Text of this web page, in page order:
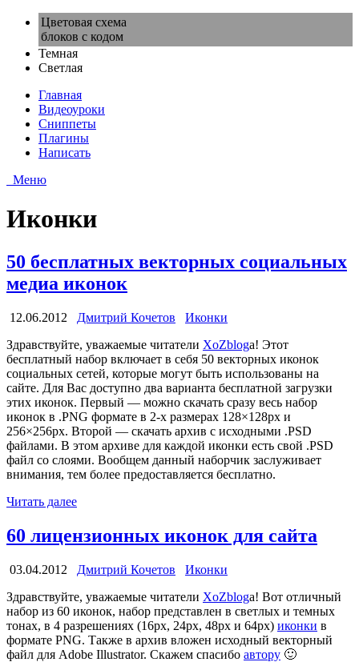
Цветовая схема
блоков с кодом
Темная
Светлая
Главная
Видеоуроки
Сниппеты
Плагины
Написать
Меню
Иконки
50 бесплатных векторных социальных
медиа иконок
12.06.2012 Дмитрий Кочетов
Иконки
Здравствуйте, уважаемые читатели XoZbloga! Этот
бесплатный набор включает в себя 50 векторных иконок
социальных сетей, которые могут быть использованы на
сайте. Для Вас доступно два варианта бесплатной загрузки
этих иконок. Первый — можно скачать сразу весь набор
иконок в .PNG формате в 2-х размерах 128×128px и
256×256px. Второй — скачать архив с исходными .PSD
файлами. В этом архиве для каждой иконки есть свой .PSD
файл со слоями. Вообщем данный наборчик заслуживает
внимания, тем более предоставляется бесплатно.
Читать далее
60 лицензионных иконок для сайта
03.04.2012 Дмитрий Кочетов
Иконки
Здравствуйте, уважаемые читатели XoZbloga! Вот отличный
набор из 60 иконок, набор представлен в светлых и темных
тонах, в 4 разрешениях (16px, 24px, 48px и 64px) иконки в
формате PNG. Также в архив вложен исходный векторный
файл для Adobe Illustrator. Скажем спасибо автору 🙂